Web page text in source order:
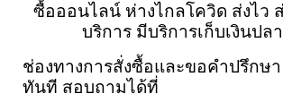
ซื้อออนไลน์ ห่างไกลโควิด ส่งไว
บริการ มีบริการเก็บเงินปล
ช่องทางการสั่งซื้อและขอคำปรึกษา
ทันที สอบถามได้ที่